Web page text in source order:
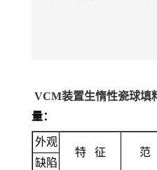
VCM装置生惰性瓷球填
量：
外观
特 征
范
缺陷